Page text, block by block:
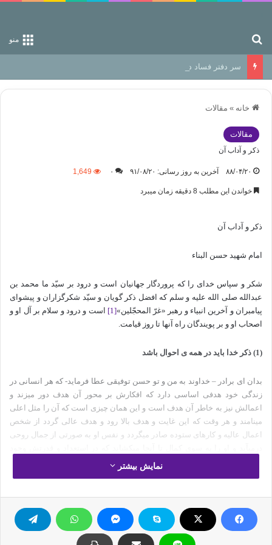
منو
سر دفتر فساد در زمین‌، دوری وکناره‌گیری از راه خداست‌!
خانه » مقالات
مقالات
ذکر و آداب آن
۸۸/۰۴/۲۰ آخرین به روز رسانی: ۹۱/۰۸/۲۰ ۰ 1,649
خواندن این مطلب 8 دقیقه زمان میبرد
ذکر و آداب آن
امام شهید حسن البناء
شکر و سپاس خدای را که پروردگار جهانیان است و درود بر سیّد ما محمد بن
عبدالله صلی الله علیه و سلم که افضل ذکر گویان و سیّد شکرگزاران و پیشوای
پیامبران و آخرین انبیاء و رهبر «غرّ المحجّلین»[1] است و درود و سلام بر آل او و
اصحاب او و بر پویندگان راه آن­ها تا روز قیامت.
(1) ذکر خدا باید در همه ی احوال باشد
بدان ای برادر – خداوند به من و تو حسن توفیقی عطا فرماید- که هر انسانی در
زندگی خود هدفی اساسی دارد که افکارش بر محور آن هدف دور می­زند و
اعمالش نیز به خاطر آن هدف است و این همان چیزی است که آن را مثل اعلی
می­نامند و هر وقت که این غایت و هدف بالا رود و هدف عالی گردد از شخص
اعمال عالیه و کارهای ستوده صادر می­گردد و نفس او به صورتی از جمال روحی
ندارد، به این معنی که تا آنجا که استعداد و قوای درونیش او را یاری کند به جلو
بخشد و بشر ار به سوی کمال ممکن بکشاند و واضح است که همه ی انسان­ها و
خلاصه انسانیت را هدفی دور و بعید است و هدف انسان واقعی به سوی «مثل
نمایش بیشتر